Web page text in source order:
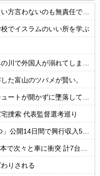
言わないのも無責任では？
でイスラムのいい所を学ぶ
外国人が溺れてしまう事故。
た富山のツバメが賢い。
が開かずに墜落してしまう。
捜索 代表監督選考巡り
最終興収102.8億円の「シン・エヴァ」に並ぶペース
車に衝突 計7台巻き込み 八王子
りされる